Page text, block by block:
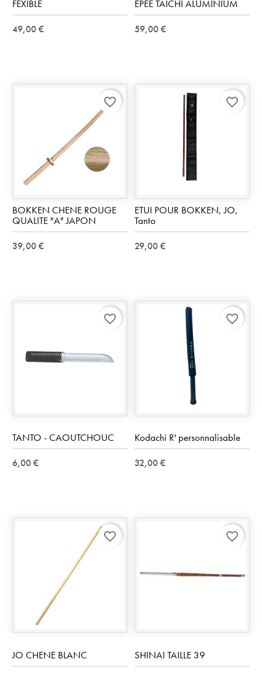
FEXIBLE
49,00 €
EPEE TAICHI ALUMINIUM
59,00 €
BOKKEN CHENE ROUGE
QUALITE "A" JAPON
39,00 €
favorite_border
ETUI POUR BOKKEN, JO,
Tanto
29,00 €
favorite_border
TANTO - CAOUTCHOUC
6,00 €
favorite_border
Kodachi R' personnalisable
32,00 €
favorite_border
JO CHENE BLANC
favorite_border
SHINAI TAILLE 39
favorite_border